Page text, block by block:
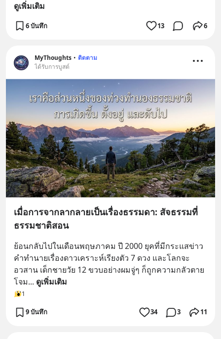
ดูเพิ่มเติม
6 บันทึก 13 6
MyThoughts • ติดตาม
ได้รับการบูสต์
เมื่อการจากลากลายเป็นเรื่องธรรมดา: สัจธรรมที่
ธรรมชาติสอน
ย้อนกลับไปในเดือนพฤษภาคม ปี 2000 ยุคที่มีกระแสข่าว
คำทำนายเรื่องดาวเคราะห์เรียงตัว 7 ดวง และโลกจะ
อวสาน เด็กชายวัย 12 ขวบอย่างผมจู่ๆ ก็ถูกความกลัวตาย
โจม... ดูเพิ่มเติม
1
9 บันทึก 34 3 11